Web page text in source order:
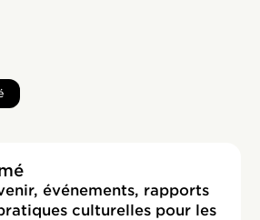
événements, rapports
culturelles pour les